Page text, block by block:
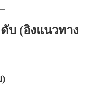
บ (อิงแนวทาง
)